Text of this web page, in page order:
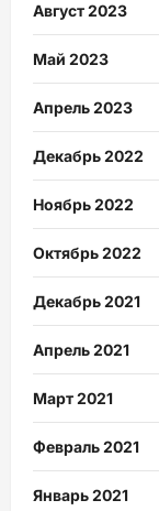
Август 2023
Май 2023
Апрель 2023
Декабрь 2022
Ноябрь 2022
Октябрь 2022
Декабрь 2021
Апрель 2021
Март 2021
Февраль 2021
Январь 2021